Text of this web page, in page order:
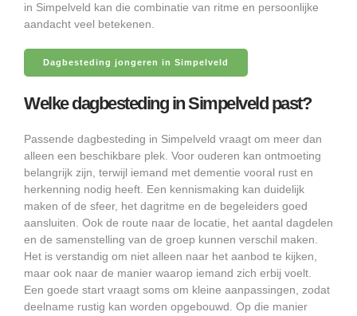
in Simpelveld kan die combinatie van ritme en persoonlijke
aandacht veel betekenen.
Dagbesteding jongeren in Simpelveld
Welke dagbesteding in Simpelveld past?
Passende dagbesteding in Simpelveld vraagt om meer dan
alleen een beschikbare plek. Voor ouderen kan ontmoeting
belangrijk zijn, terwijl iemand met dementie vooral rust en
herkenning nodig heeft. Een kennismaking kan duidelijk
maken of de sfeer, het dagritme en de begeleiders goed
aansluiten. Ook de route naar de locatie, het aantal dagdelen
en de samenstelling van de groep kunnen verschil maken.
Het is verstandig om niet alleen naar het aanbod te kijken,
maar ook naar de manier waarop iemand zich erbij voelt.
Een goede start vraagt soms om kleine aanpassingen, zodat
deelname rustig kan worden opgebouwd. Op die manier